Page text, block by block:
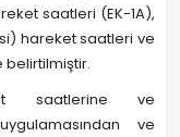
saatleri (EK-1A),
hareket saatleri ve
belirtilmiştir.
saatlerine ve
ve